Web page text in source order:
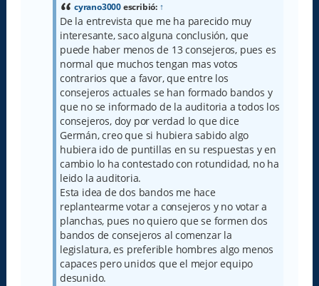
cyrano3000escribió: ↑
De la entrevista que me ha parecido muy
interesante, saco alguna conclusión, que
puede haber menos de 13 consejeros, pues es
normal que muchos tengan mas votos
contrarios que a favor, que entre los
consejeros actuales se han formado bandos y
que no se informado de la auditoria a todos los
consejeros, doy por verdad lo que dice
Germán, creo que si hubiera sabido algo
hubiera ido de puntillas en su respuestas y en
cambio lo ha contestado con rotundidad, no ha
leido la auditoria.
Esta idea de dos bandos me hace
replantearme votar a consejeros y no votar a
planchas, pues no quiero que se formen dos
bandos de consejeros al comenzar la
legislatura, es preferible hombres algo menos
capaces pero unidos que el mejor equipo
desunido.